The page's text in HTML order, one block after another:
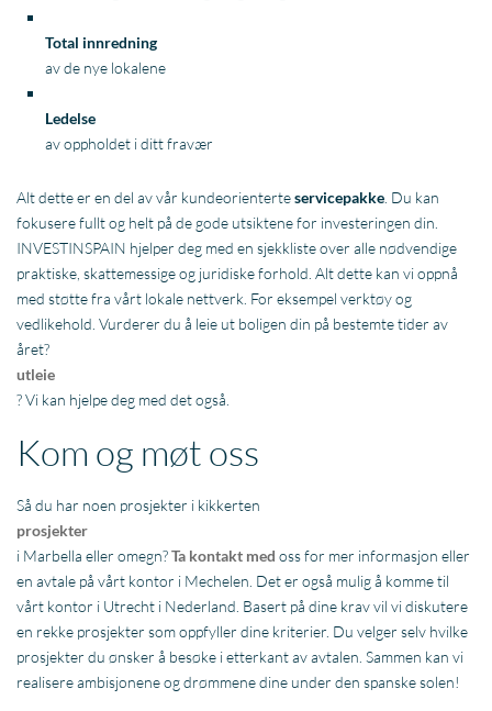
Total innredning
av de nye lokalene
Ledelse
av oppholdet i ditt fravær
Alt dette er en del av vår kundeorienterteservicepakke . Du kan
fokusere fullt og helt på de gode utsiktene for investeringen din.
INVESTINSPAIN hjelper deg med en sjekkliste over alle nødvendige
praktiske, skattemessige og juridiske forhold. Alt dette kan vi oppnå
med støtte fra vårt lokale nettverk. For eksempel verktøy og
vedlikehold. Vurderer du å leie ut boligen din på bestemte tider av
året?
utleie
? Vi kan hjelpe deg med det også.
Kom og møt oss
Så du har noen prosjekter i kikkerten
prosjekter
i Marbella eller omegn?Ta kontakt med oss for mer informasjon eller
en avtale på vårt kontor i Mechelen. Det er også mulig å komme til
vårt kontor i Utrecht i Nederland. Basert på dine krav vil vi diskutere
en rekke prosjekter som oppfyller dine kriterier. Du velger selv hvilke
prosjekter du ønsker å besøke i etterkant av avtalen. Sammen kan vi
realisere ambisjonene og drømmene dine under den spanske solen!